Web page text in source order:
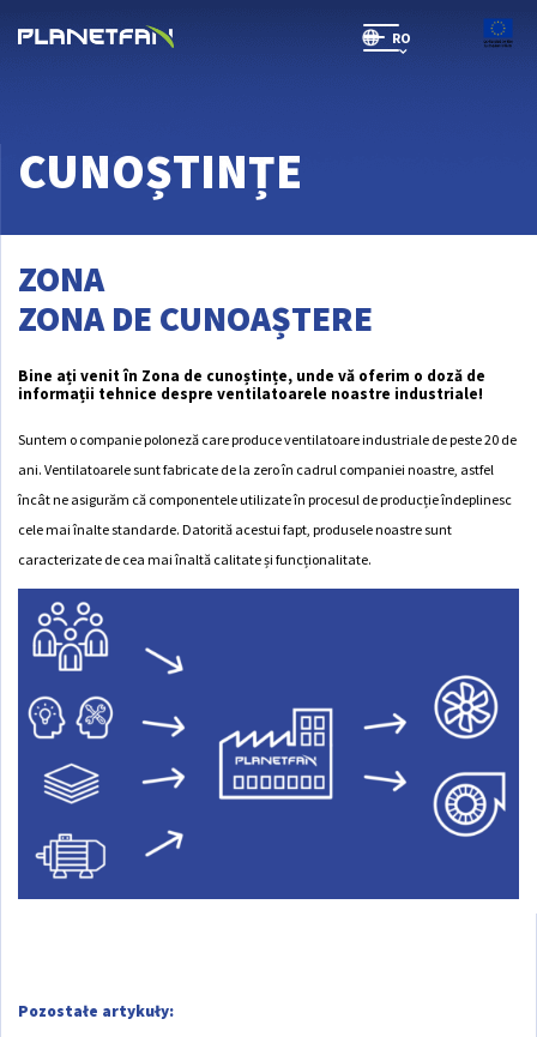
RO
CUNOȘTINȚE
ZONA
ZONA DE CUNOAȘTERE
Bine ați venit în Zona de cunoștințe, unde vă oferim o doză de
informații tehnice despre ventilatoarele noastre industriale!
Suntem o companie poloneză care produce ventilatoare industriale de peste 20 de
ani. Ventilatoarele sunt fabricate de la zero în cadrul companiei noastre, astfel
încât ne asigurăm că componentele utilizate în procesul de producție îndeplinesc
cele mai înalte standarde. Datorită acestui fapt, produsele noastre sunt
caracterizate de cea mai înaltă calitate și funcționalitate.
Pozostałe artykuły: